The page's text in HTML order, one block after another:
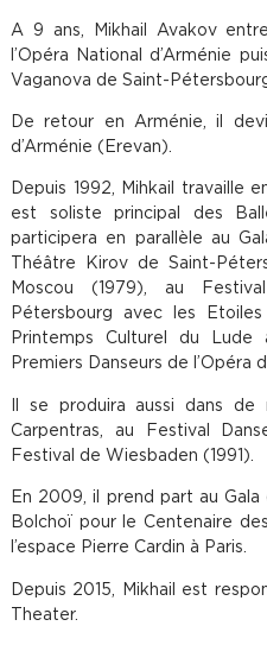
A 9 ans, Mikhail Avakov
l’Opéra National d’Arménie
Vaganova de Saint-
De retour en Arménie, il
d’Arménie (Erevan).
Depuis 1992, Mihkail travaille
est soliste principal des
participera en parallèle au
Théâtre Kirov de Saint-
Moscou (1979), au
Pétersbourg avec les
Printemps Culturel du
Premiers Danseurs de l’Opéra
Il se produira aussi dans
Carpentras, au Festival
Festival de Wiesbaden (1991).
En 2009, il prend part au
Bolchoï pour le Centenaire
l’espace Pierre Cardin à Paris.
Depuis 2015, Mikhail est
Theater.